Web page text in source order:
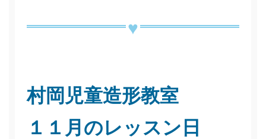
村岡児童造形教室
１１月のレッスン日